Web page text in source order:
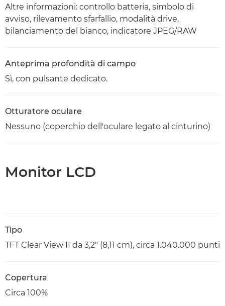
Altre informazioni: controllo batteria, simbolo di
avviso, rilevamento sfarfallio, modalità drive,
bilanciamento del bianco, indicatore JPEG/RAW
Anteprima profondità di campo
Sì, con pulsante dedicato.
Otturatore oculare
Nessuno (coperchio dell'oculare legato al cinturino)
Monitor LCD
Tipo
TFT Clear View II da 3,2" (8,11 cm), circa 1.040.000 punti
Copertura
Circa 100%